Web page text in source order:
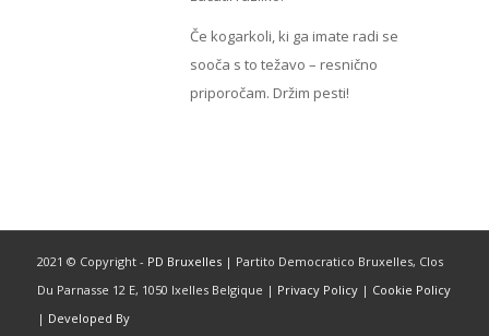
Če kogarkoli, ki ga imate radi se
sooča s to težavo – resnično
priporočam. Držim pesti!
2021 © Copyright - PD Bruxelles| Partito Democratico Bruxelles, Clos
Du Parnasse 12 E, 1050 Ixelles Belgique | Privacy Policy| Cookie Policy
| Developed By